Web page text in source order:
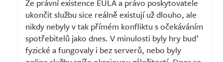
Že právní existence EULA a právo poskytovatele
ukončit službu sice reálně existují už dlouho, ale
nikdy nebyly v tak přímém konfliktu s očekáváním
spotřebitelů jako dnes. V minulosti byly hry buď
fyzické a fungovaly i bez serverů, nebo byly